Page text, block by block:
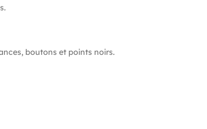
boutons et points noirs.